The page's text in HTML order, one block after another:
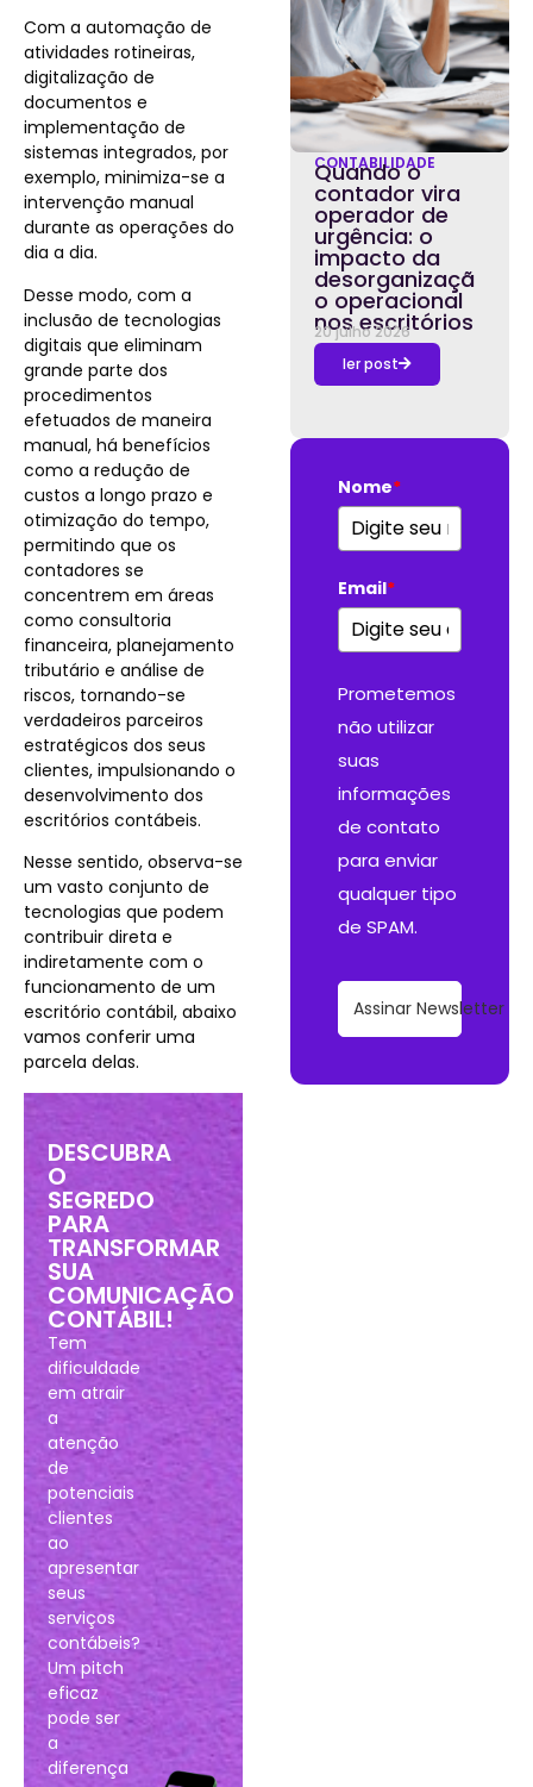
Com a automação de
atividades rotineiras,
digitalização de
documentos e
implementação de
sistemas integrados, por
exemplo, minimiza-se a
intervenção manual
durante as operações do
dia a dia.
Desse modo, com a
inclusão de tecnologias
digitais que eliminam
grande parte dos
procedimentos
efetuados de maneira
manual, há benefícios
como a redução de
custos a longo prazo e
otimização do tempo,
permitindo que os
contadores se
concentrem em áreas
como consultoria
financeira, planejamento
tributário e análise de
riscos, tornando-se
verdadeiros parceiros
estratégicos dos seus
clientes, impulsionando o
desenvolvimento dos
escritórios contábeis.
Nesse sentido, observa-se
um vasto conjunto de
tecnologias que podem
contribuir direta e
indiretamente com o
funcionamento de um
escritório contábil, abaixo
vamos conferir uma
parcela delas.
DESCUBRA
O
SEGREDO
PARA
TRANSFORMAR
SUA
COMUNICAÇÃO
CONTÁBIL!
Tem
dificuldade
em atrair
a
atenção
de
potenciais
clientes
ao
apresentar
seus
serviços
contábeis?
Um pitch
eficaz
pode ser
a
diferença
CONTABILIDADE
Quando o
contador vira
operador de
urgência: o
impacto da
desorganizaçã
o operacional
nos escritórios
20 julho 2026
ler post
Nome*
Email*
Prometemos
não utilizar
suas
informações
de contato
para enviar
qualquer tipo
de SPAM.
Assinar Newsletter